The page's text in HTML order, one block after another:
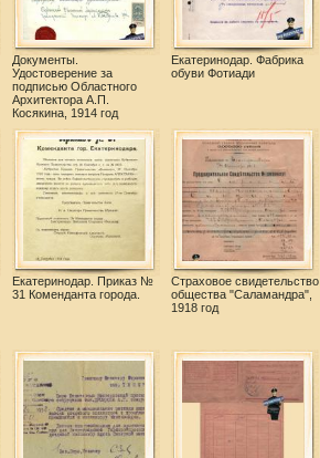
Документы.
Удостоверение за
подписью Областного
Архитектора А.П.
Косякина, 1914 год
Екатеринодар. Фабрика
обуви Фотиади
Екатеринодар. Приказ №
31 Коменданта города.
Страховое свидетельство
общества "Саламандра",
1918 год